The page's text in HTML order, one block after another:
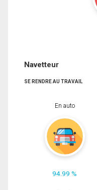
Navetteur
SE RENDRE AU TRAVAIL
En auto
94.99 %